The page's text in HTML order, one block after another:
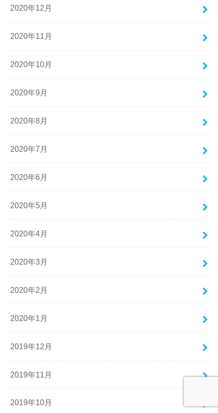
2020年12月
2020年11月
2020年10月
2020年9月
2020年8月
2020年7月
2020年6月
2020年5月
2020年4月
2020年3月
2020年2月
2020年1月
2019年12月
2019年11月
2019年10月